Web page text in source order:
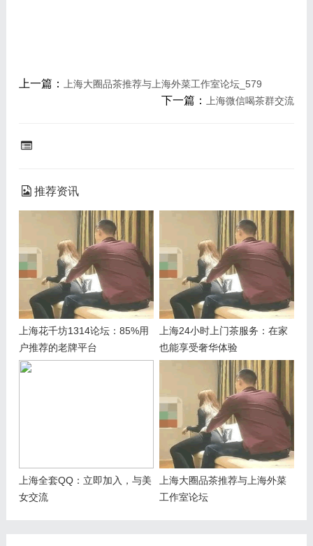
上一篇： 上海大圈品茶推荐与上海外菜工作室论坛_579
下一篇： 上海微信喝茶群交流
推荐资讯
上海花千坊1314论坛：85%用
户推荐的老牌平台
上海24小时上门茶服务：在家
也能享受奢华体验
上海全套QQ：立即加入，与美
女交流
上海大圈品茶推荐与上海外菜
工作室论坛